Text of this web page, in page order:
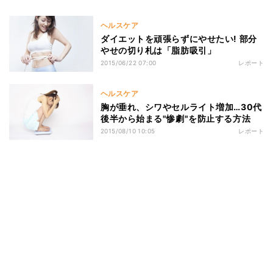
ヘルスケア
ダイエットを頑張らずにやせたい! 部分
やせの切り札は「脂肪吸引」
2015/06/22 07:00 レポート
ヘルスケア
胸が垂れ、シワやセルライト増加…30代
後半から始まる"惨劇"を防止する方法
2015/08/10 10:05 レポート